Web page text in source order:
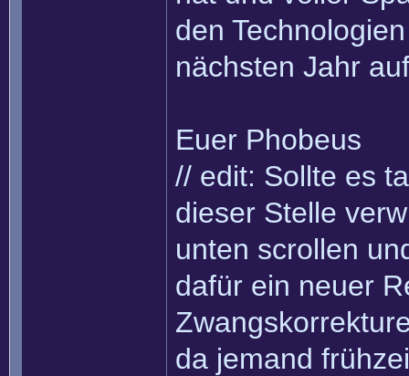
den
nächsten Jahr
Euer Phobeus
// edit: Sollte es
dieser Stelle
unten scrollen
dafür ein neuer
da jemand